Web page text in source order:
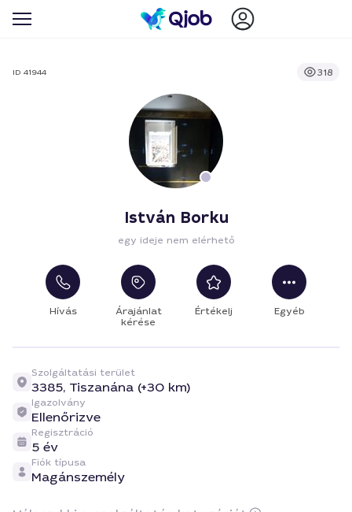
ID 41944 318
István Borku
egy ideje nem elérhető
Hívás
Árajánlat
kérése
Értékelj Egyéb
Szolgáltatási terület
3385, Tiszanána (+30 km)
Igazolvány
Ellenőrizve
Regisztráció
5 év
Fiók típusa
Magánszemély